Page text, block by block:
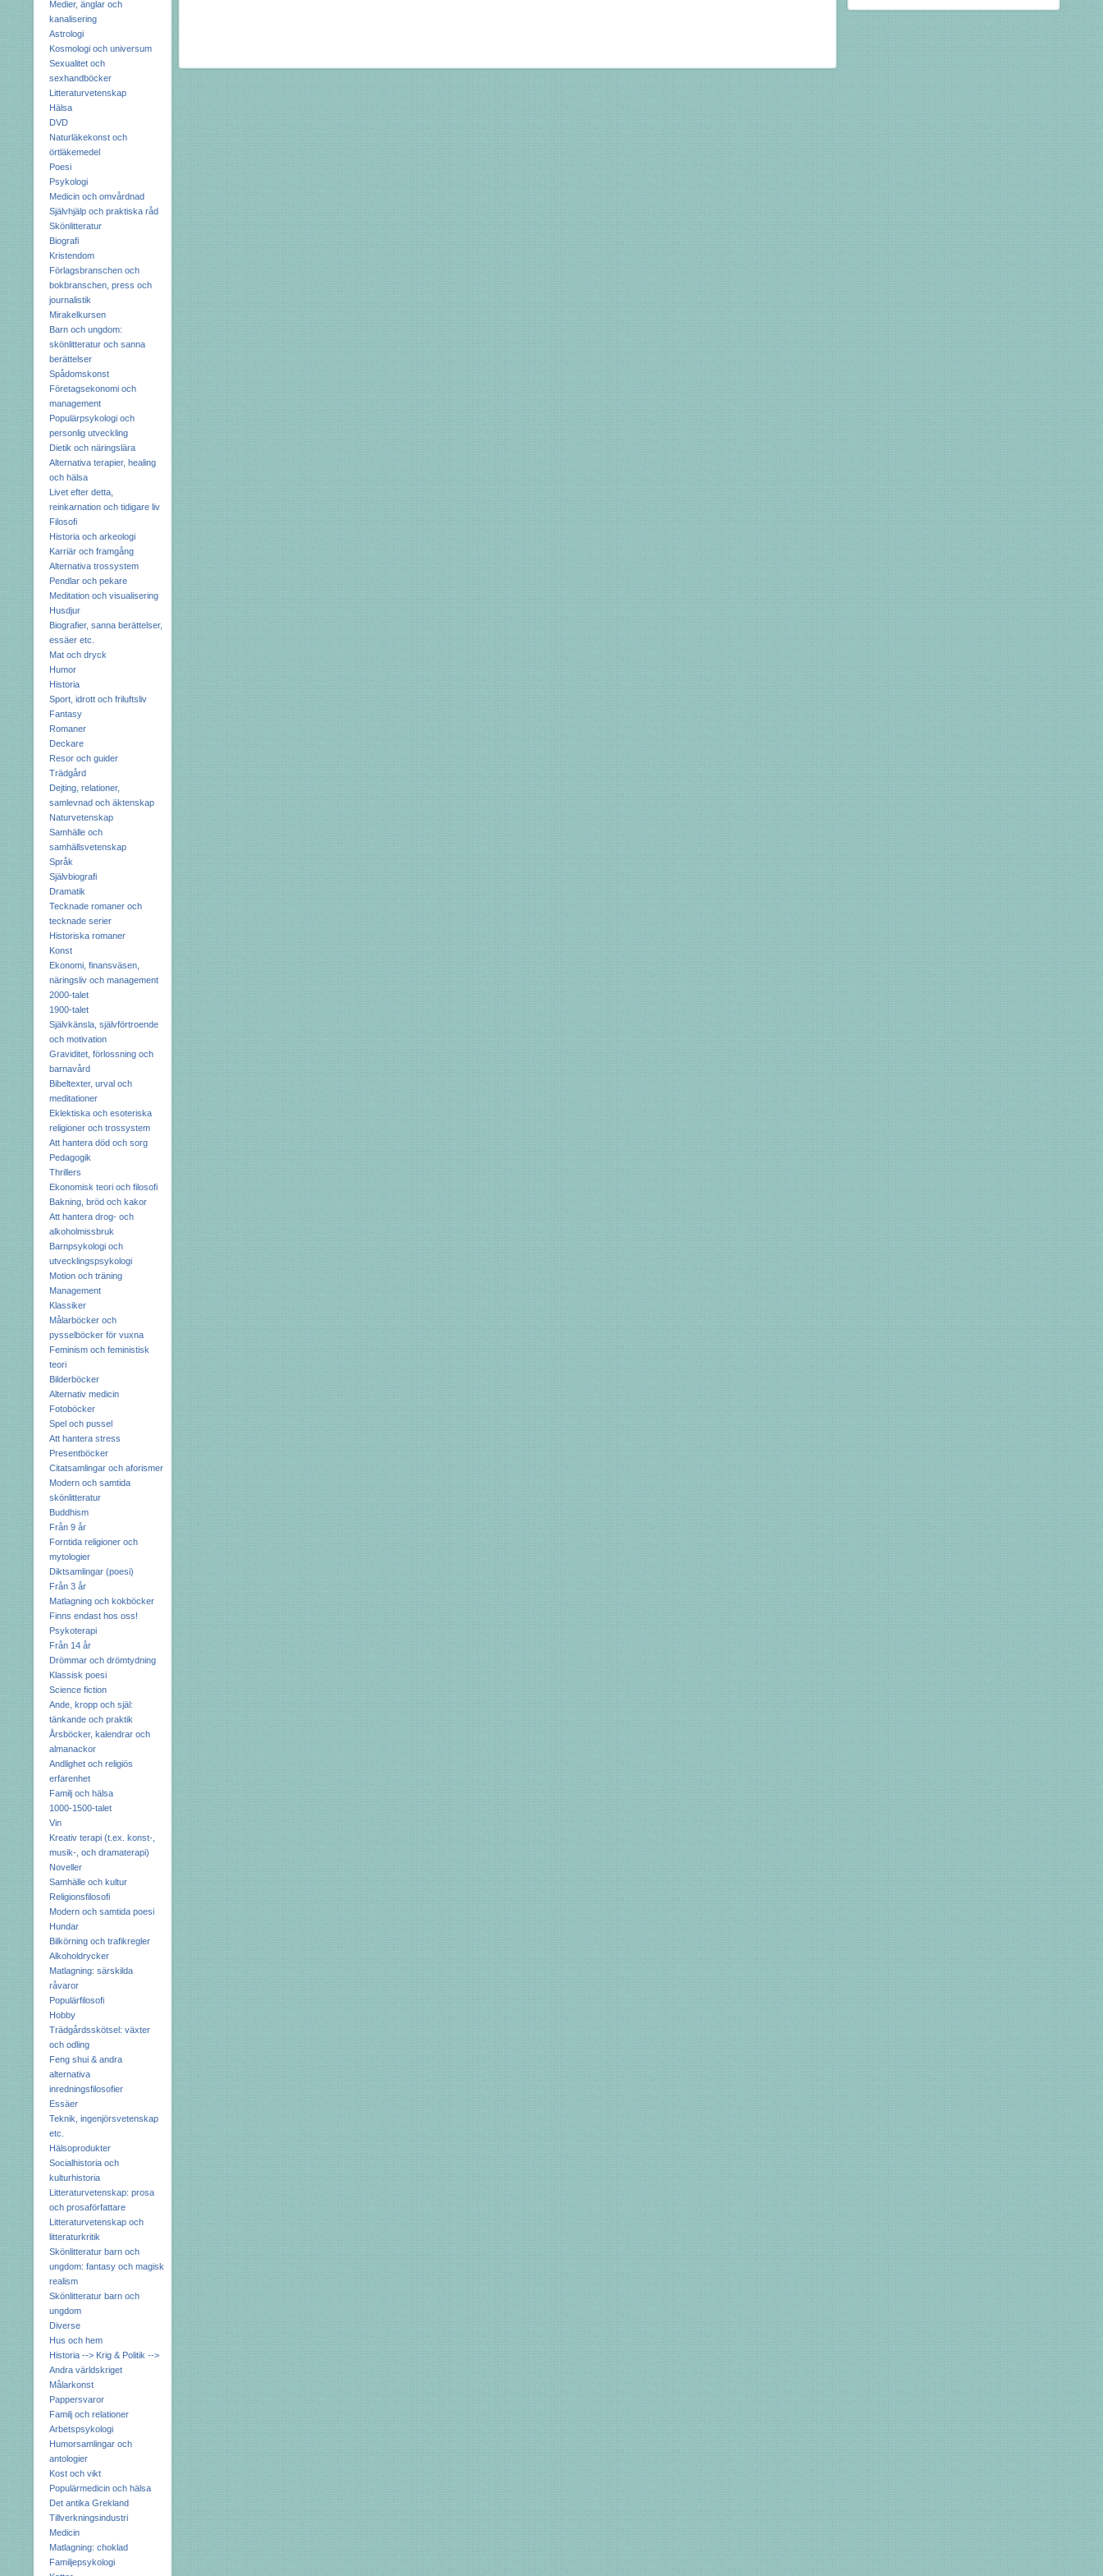
Medier, änglar och
kanalisering
Astrologi
Kosmologi och universum
Sexualitet och
sexhandböcker
Litteraturvetenskap
Hälsa
DVD
Naturläkekonst och
örtläkemedel
Poesi
Psykologi
Medicin och omvårdnad
Självhjälp och praktiska råd
Skönlitteratur
Biografi
Kristendom
Förlagsbranschen och
bokbranschen, press och
journalistik
Mirakelkursen
Barn och ungdom:
skönlitteratur och sanna
berättelser
Spådomskonst
Företagsekonomi och
management
Populärpsykologi och
personlig utveckling
Dietik och näringslära
Alternativa terapier, healing
och hälsa
Livet efter detta,
reinkarnation och tidigare liv
Filosofi
Historia och arkeologi
Karriär och framgång
Alternativa trossystem
Pendlar och pekare
Meditation och visualisering
Husdjur
Biografier, sanna berättelser,
essäer etc.
Mat och dryck
Humor
Historia
Sport, idrott och friluftsliv
Fantasy
Romaner
Deckare
Resor och guider
Trädgård
Dejting, relationer,
samlevnad och äktenskap
Naturvetenskap
Samhälle och
samhällsvetenskap
Språk
Självbiografi
Dramatik
Tecknade romaner och
tecknade serier
Historiska romaner
Konst
Ekonomi, finansväsen,
näringsliv och management
2000-talet
1900-talet
Självkänsla, självförtroende
och motivation
Graviditet, förlossning och
barnavård
Bibeltexter, urval och
meditationer
Eklektiska och esoteriska
religioner och trossystem
Att hantera död och sorg
Pedagogik
Thrillers
Ekonomisk teori och filosofi
Bakning, bröd och kakor
Att hantera drog- och
alkoholmissbruk
Barnpsykologi och
utvecklingspsykologi
Motion och träning
Management
Klassiker
Målarböcker och
pysselböcker för vuxna
Feminism och feministisk
teori
Bilderböcker
Alternativ medicin
Fotoböcker
Spel och pussel
Att hantera stress
Presentböcker
Citatsamlingar och aforismer
Modern och samtida
skönlitteratur
Buddhism
Från 9 år
Forntida religioner och
mytologier
Diktsamlingar (poesi)
Från 3 år
Matlagning och kokböcker
Finns endast hos oss!
Psykoterapi
Från 14 år
Drömmar och drömtydning
Klassisk poesi
Science fiction
Ande, kropp och själ:
tänkande och praktik
Årsböcker, kalendrar och
almanackor
Andlighet och religiös
erfarenhet
Familj och hälsa
1000-1500-talet
Vin
Kreativ terapi (t.ex. konst-,
musik-, och dramaterapi)
Noveller
Samhälle och kultur
Religionsfilosofi
Modern och samtida poesi
Hundar
Bilkörning och trafikregler
Alkoholdrycker
Matlagning: särskilda
råvaror
Populärfilosofi
Hobby
Trädgårdsskötsel: växter
och odling
Feng shui & andra
alternativa
inredningsfilosofier
Essäer
Teknik, ingenjörsvetenskap
etc.
Hälsoprodukter
Socialhistoria och
kulturhistoria
Litteraturvetenskap: prosa
och prosaförfattare
Litteraturvetenskap och
litteraturkritik
Skönlitteratur barn och
ungdom: fantasy och magisk
realism
Skönlitteratur barn och
ungdom
Diverse
Hus och hem
Historia --> Krig & Politik -->
Andra världskriget
Målarkonst
Pappersvaror
Familj och relationer
Arbetspsykologi
Humorsamlingar och
antologier
Kost och vikt
Populärmedicin och hälsa
Det antika Grekland
Tillverkningsindustri
Medicin
Matlagning: choklad
Familjepsykologi